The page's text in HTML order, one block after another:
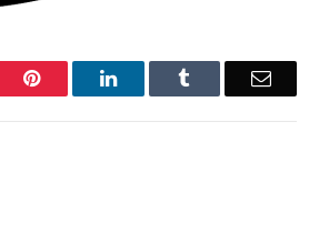
Pinterest LinkedIn Email